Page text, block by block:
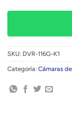
SKU: DVR-116G-K1
Categoría: Cámaras